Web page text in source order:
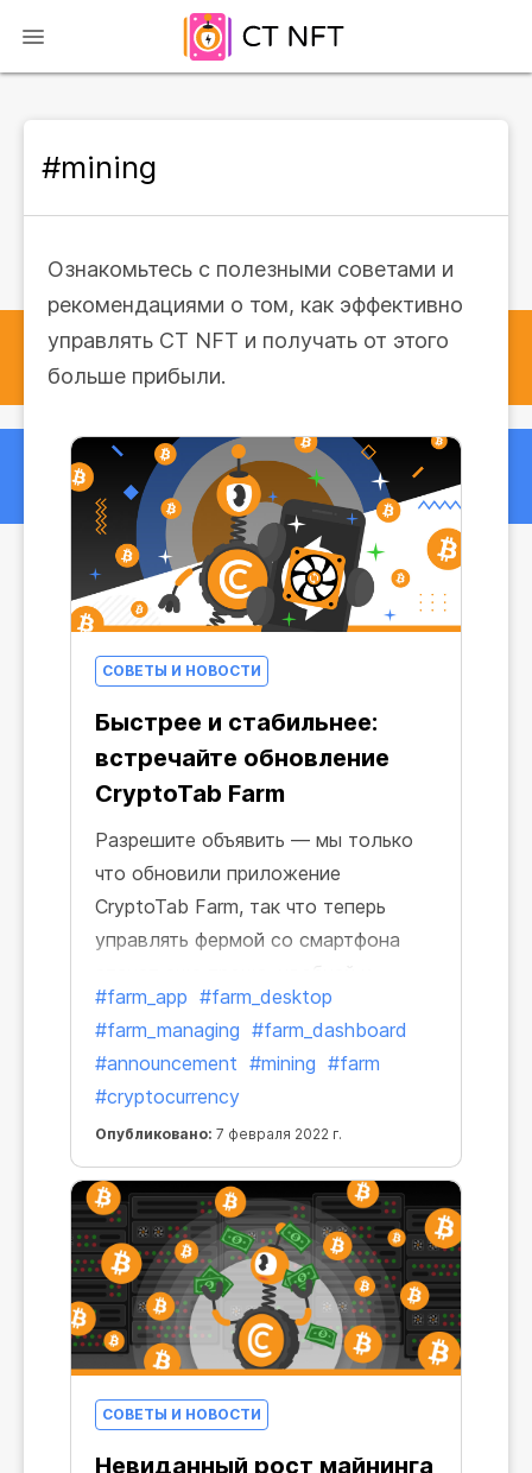
#mining
Ознакомьтесь с полезными советами и
рекомендациями о том, как эффективно
управлять CT NFT и получать от этого
больше прибыли.
СОВЕТЫ И НОВОСТИ
Быстрее и стабильнее:
встречайте обновление
CryptoTab Farm
Разрешите объявить ― мы только
что обновили приложение
CryptoTab Farm, так что теперь
управлять фермой со смартфона
интуитивно понятней. Обновляя
приложение CryptoTab Farm, мы
рассмотрели множество
предложенных поправок и учли
большинство пожеланий,
высказанных нашими
пользователями.
#farm_app #farm_desktop
#farm_managing #farm_dashboard
#announcement #mining #farm
#cryptocurrency
Опубликовано: 7 февраля 2022 г.
СОВЕТЫ И НОВОСТИ
Невиданный рост майнинга